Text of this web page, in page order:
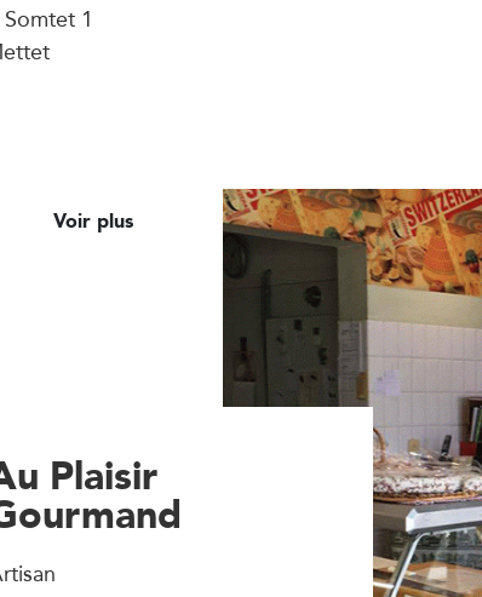
1
Voir plus
Plaisir